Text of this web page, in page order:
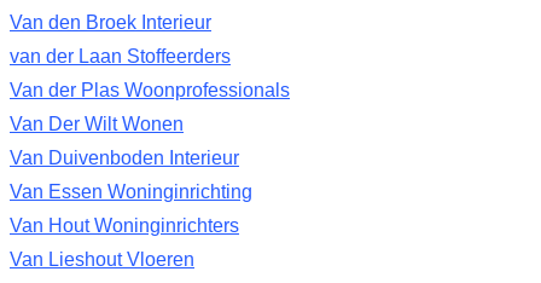
Van den Broek Interieur
van der Laan Stoffeerders
Van der Plas Woonprofessionals
Van Der Wilt Wonen
Van Duivenboden Interieur
Van Essen Woninginrichting
Van Hout Woninginrichters
Van Lieshout Vloeren